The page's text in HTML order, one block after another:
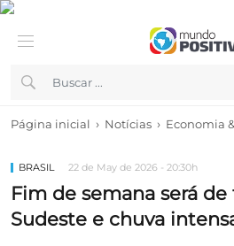
Página inicial › Notícias › Economia
BRASIL 22 de May de 2026 - 20:30h
Fim de semana será
Sudeste e chuva